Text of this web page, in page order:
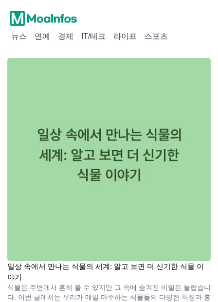
뉴스 연예 경제 IT/테크 라이프 스포츠
일상 속에서 만나는 식물의 세계: 알고 보면 더 신기한 식물 이
야기
식물은 주변에서 흔히 볼 수 있지만 그 속에 숨겨진 비밀은 놀랍습니
다. 이번 글에서는 우리가 매일 마주하는 식물들의 다양한 특징과 흥